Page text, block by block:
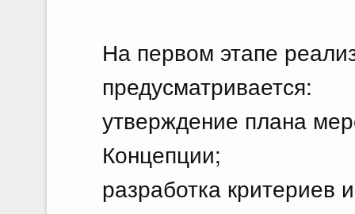
На первом этапе
предусматривается:
утверждение плана
Концепции;
разработка критериев